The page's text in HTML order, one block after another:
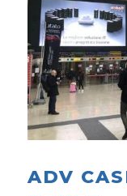
ADV